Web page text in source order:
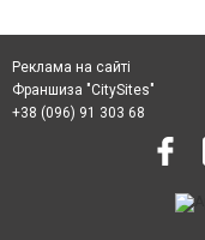
Реклама на сайті
Франшиза "CitySites"
+38 (096) 91 303 68